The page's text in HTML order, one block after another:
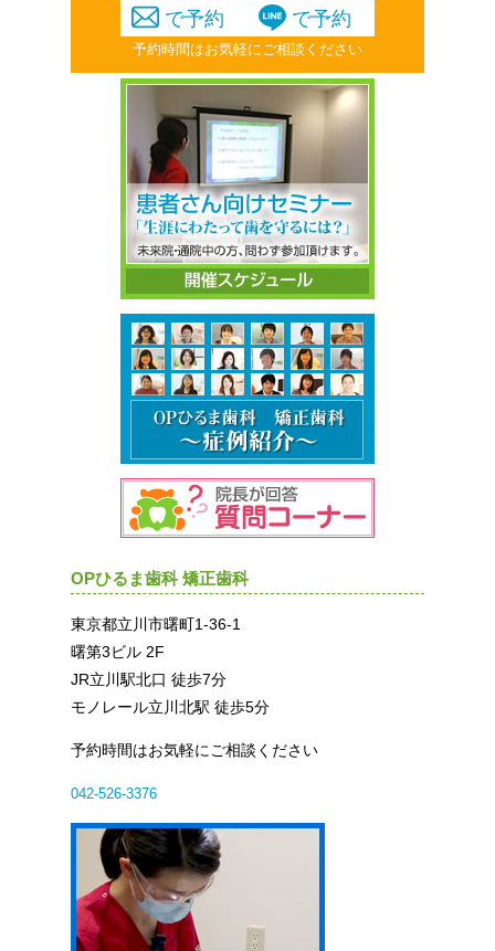
で予約 で予約
予約時間はお気軽にご相談ください
OPひるま歯科 矯正歯科
東京都立川市曙町1-36-1
曙第3ビル 2F
JR立川駅北口 徒歩7分
モノレール立川北駅 徒歩5分
予約時間はお気軽にご相談ください
042-526-3376